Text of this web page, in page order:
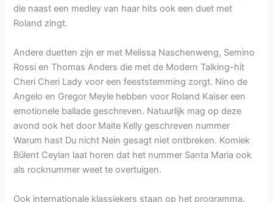
die naast een medley van haar hits ook een duet met
Roland zingt.
Andere duetten zijn er met Melissa Naschenweng, Semino
Rossi en Thomas Anders die met de Modern Talking-hit
Cheri Cheri Lady voor een feeststemming zorgt. Nino de
Angelo en Gregor Meyle hebben voor Roland Kaiser een
emotionele ballade geschreven. Natuurlijk mag op deze
avond ook het door Maite Kelly geschreven nummer
Warum hast Du nicht Nein gesagt niet ontbreken. Komiek
Bülent Ceylan laat horen dat het nummer Santa Maria ook
als rocknummer weet te overtuigen.
Ook internationale klassiekers staan op het programma.